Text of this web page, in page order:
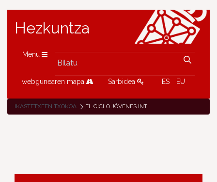
Hezkuntza
Menu
webgunearen mapa Sarbidea ES EU
IKASTETXEEN TXOKOA EL CICLO JÓVENES INTÉRPRETES DEL CONSERVATORIO SUPERIOR LLEGA A SU ECUADOR